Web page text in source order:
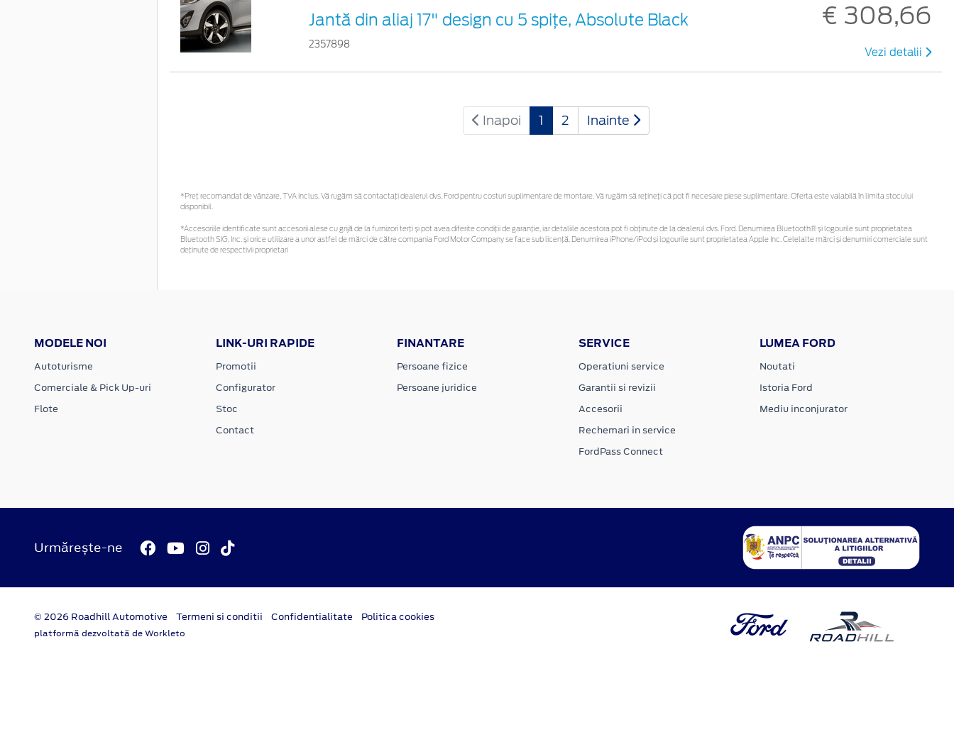
Jantă din aliaj 17" design cu 5 spițe, Absolute Black
2357898
€ 308,66
Vezi detalii
Inapoi 1 2 Inainte
*Preţ recomandat de vânzare, TVA inclus. Vă rugăm să contactaţi dealerul dvs. Ford pentru costuri suplimentare de montare. Vă rugăm să rețineți că pot fi necesare piese suplimentare. Oferta este valabilă în limita stocului
disponibil.
*Accesoriile identificate sunt accesorii alese cu grijă de la furnizori terți și pot avea diferite condiții de garanție, iar detaliile acestora pot fi obținute de la dealerul dvs. Ford. Denumirea Bluetooth® și logourile sunt proprietatea
Bluetooth SIG, Inc. și orice utilizare a unor astfel de mărci de către compania Ford Motor Company se face sub licență. Denumirea iPhone/iPod și logourile sunt proprietatea Apple Inc. Celelalte mărci și denumiri comerciale sunt
deținute de respectivii proprietari
MODELE NOI
Autoturisme
Comerciale & Pick Up-uri
Flote
LINK-URI RAPIDE
Promotii
Configurator
Stoc
Contact
FINANTARE
Persoane fizice
Persoane juridice
SERVICE
Operatiuni service
Garantii si revizii
Accesorii
Rechemari in service
FordPass Connect
LUMEA FORD
Noutati
Istoria Ford
Mediu inconjurator
Urmărește-ne
© 2026 Roadhill Automotive Termeni si conditii Confidentialitate Politica cookies
platformă dezvoltată de Workleto